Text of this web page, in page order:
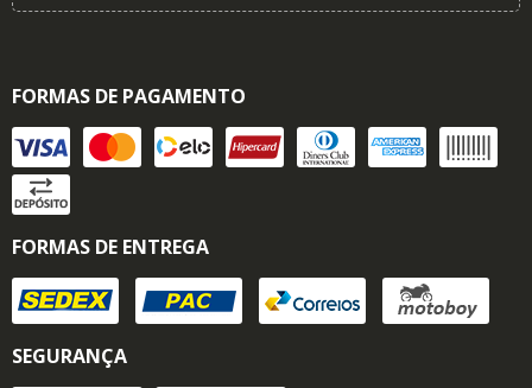
FORMAS DE PAGAMENTO
FORMAS DE ENTREGA
SEGURANÇA